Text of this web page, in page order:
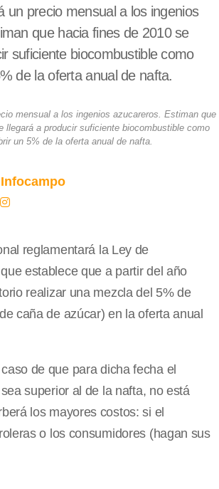
un precio mensual a los ingenios
que hacia fines de 2010 se
suficiente biocombustible como
de la oferta anual de nafta.
mensual a los ingenios azucareros. Estiman que
llegará a producir suficiente biocombustible como
un 5% de la oferta anual de nafta.
Infocampo
reglamentará la Ley de
establece que a partir del año
realizar una mezcla del 5% de
caña de azúcar) en la oferta anual
de que para dicha fecha el
superior al de la nafta, no está
los mayores costos: si el
o los consumidores (hagan sus